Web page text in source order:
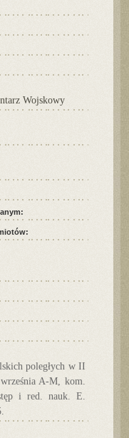
Wojskowy
poległych w II
A-M, kom.
i red. nauk. E.